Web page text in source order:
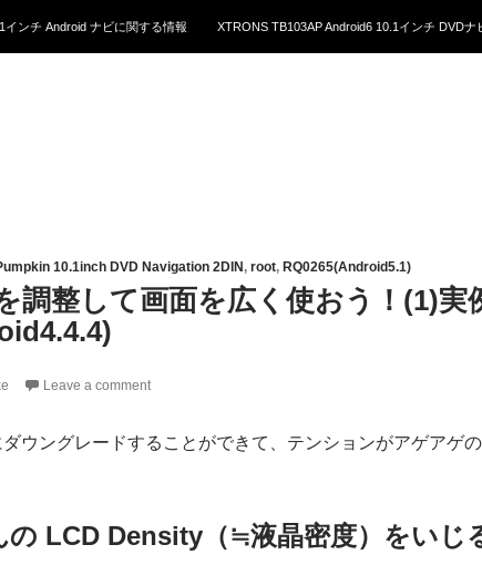
インチ Android ナビに関する情報 XTRONS TB103AP Android6 10.1インチ DVDナ
10.1inch DVD Navigation 2DIN , root, RQ0265(Android5.1)
調整して画面を広く使おう！(1)
Leave a comment
ウングレードすることができて、テンションがアゲアゲ
LCD Density（≒液晶密度）をいじ